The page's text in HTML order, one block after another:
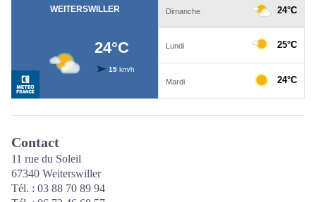
Contact
11 rue du Soleil
67340 Weiterswiller
Tél. : 03 88 70 89 94